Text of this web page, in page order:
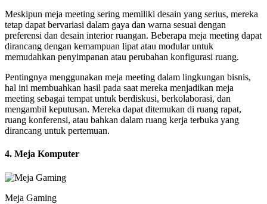
Meskipun meja meeting sering memiliki desain yang serius, mereka
tetap dapat bervariasi dalam gaya dan warna sesuai dengan
preferensi dan desain interior ruangan. Beberapa meja meeting dapat
dirancang dengan kemampuan lipat atau modular untuk
memudahkan penyimpanan atau perubahan konfigurasi ruang.
Pentingnya menggunakan meja meeting dalam lingkungan bisnis,
hal ini membuahkan hasil pada saat mereka menjadikan meja
meeting sebagai tempat untuk berdiskusi, berkolaborasi, dan
mengambil keputusan. Mereka dapat ditemukan di ruang rapat,
ruang konferensi, atau bahkan dalam ruang kerja terbuka yang
dirancang untuk pertemuan.
4. Meja Komputer
Meja Gaming